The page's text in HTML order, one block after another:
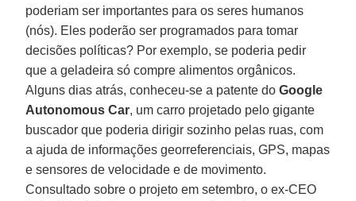
poderiam ser importantes para os seres humanos
(nós). Eles poderão ser programados para tomar
decisões políticas? Por exemplo, se poderia pedir
que a geladeira só compre alimentos orgânicos.
Alguns dias atrás, conheceu-se a patente doGoogle
Autonomous Car, um carro projetado pelo gigante
buscador que poderia dirigir sozinho pelas ruas, com
a ajuda de informações georreferenciais, GPS, mapas
e sensores de velocidade e de movimento.
Consultado sobre o projeto em setembro, o ex-CEO